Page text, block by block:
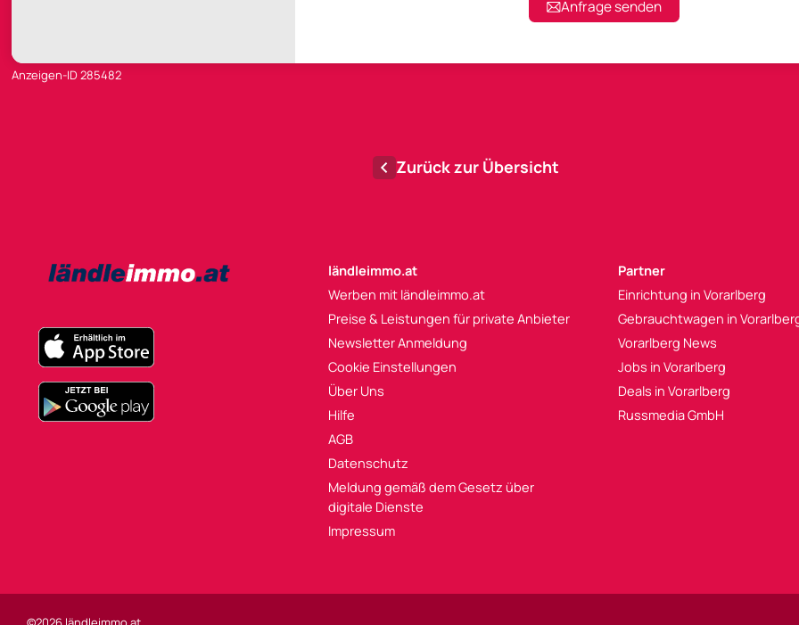
Anfrage senden
Anzeigen-ID 285482
Zurück zur Übersicht
ländleimmo.at
Werben mit ländleimmo.at
Preise & Leistungen für private Anbieter
Newsletter Anmeldung
Cookie Einstellungen
Über Uns
Hilfe
AGB
Datenschutz
Meldung gemäß dem Gesetz über
digitale Dienste
Impressum
Partner
Einrichtung in Vorarlberg
Gebrauchtwagen in
Vorarlberg News
Jobs in Vorarlberg
Deals in Vorarlberg
Russmedia GmbH